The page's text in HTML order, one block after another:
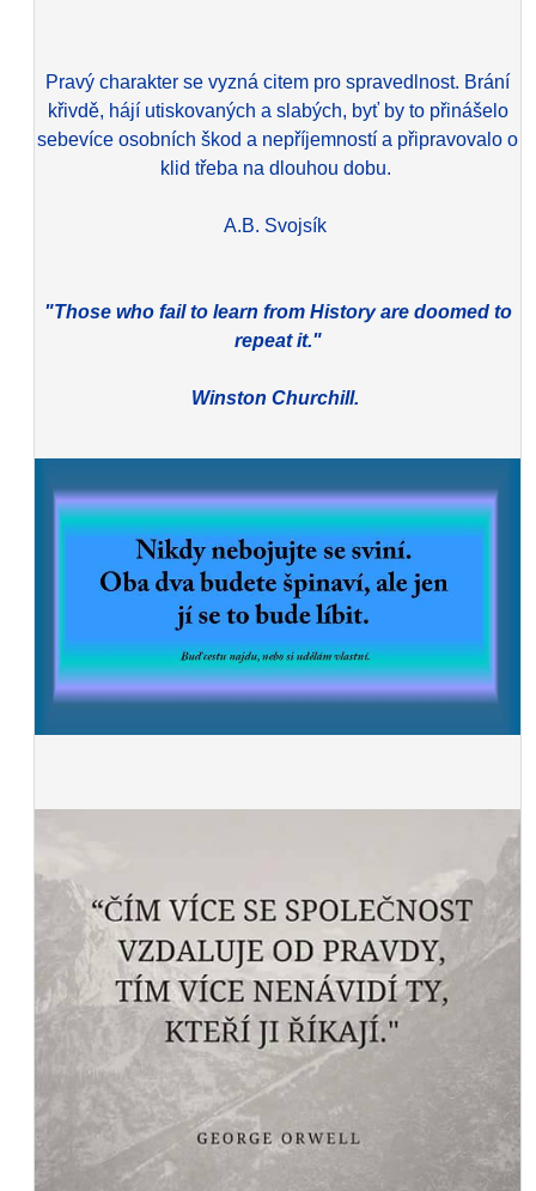
Pravý charakter se vyzná citem pro spravedlnost. Brání
křivdě, hájí utiskovaných a slabých, byť by to přinášelo
sebevíce osobních škod a nepříjemností a připravovalo o
klid třeba na dlouhou dobu.
A.B. Svojsík
"Those who fail to learn from History are doomed to
repeat it."
Winston Churchill.